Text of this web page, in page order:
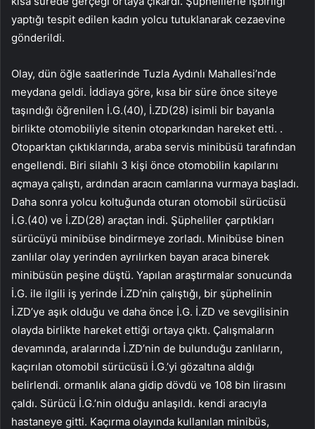
yaptığı tespit edilen kadın yolcu tutuklanarak cezaevine
gönderildi.
Olay, dün öğle saatlerinde Tuzla Aydınlı Mahallesi’nde
meydana geldi. İddiaya göre, kısa bir süre önce siteye
taşındığı öğrenilen İ.G.(40), İ.ZD(28) isimli bir bayanla
birlikte otomobiliyle sitenin otoparkından hareket etti. .
Otoparktan çıktıklarında, araba servis minibüsü tarafından
engellendi. Biri silahlı 3 kişi önce otomobilin kapılarını
açmaya çalıştı, ardından aracın camlarına vurmaya başladı.
Daha sonra yolcu koltuğunda oturan otomobil sürücüsü
İ.G.(40) ve İ.ZD(28) araçtan indi. Şüpheliler çarptıkları
sürücüyü minibüse bindirmeye zorladı. Minibüse binen
zanlılar olay yerinden ayrılırken bayan araca binerek
minibüsün peşine düştü. Yapılan araştırmalar sonucunda
İ.G. ile ilgili iş yerinde İ.ZD’nin çalıştığı, bir şüphelinin
İ.ZD’ye aşık olduğu ve daha önce İ.G. İ.ZD ve sevgilisinin
olayda birlikte hareket ettiği ortaya çıktı. Çalışmaların
devamında, aralarında İ.ZD’nin de bulunduğu zanlıların,
kaçırılan otomobil sürücüsü İ.G.’yi gözaltına aldığı
belirlendi. ormanlık alana gidip dövdü ve 108 bin lirasını
çaldı. Sürücü İ.G.’nin olduğu anlaşıldı. kendi aracıyla
hastaneye gitti. Kaçırma olayında kullanılan minibüs,